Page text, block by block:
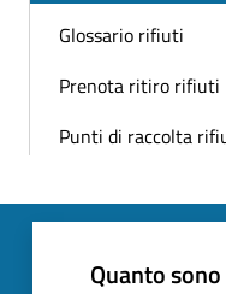
Glossario rifiuti
Prenota ritiro rifiuti
Punti di raccolta
Quanto